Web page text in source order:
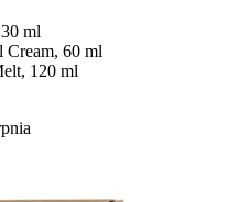
ml
Cream, 60 ml
120 ml